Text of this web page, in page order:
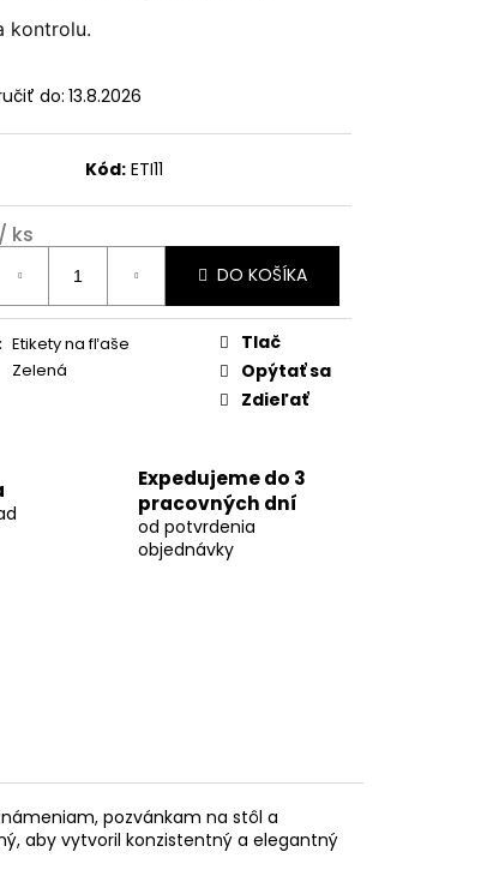
kontrolu.
do: 13.8.2026
Kód: ETI11
/ ks
DO KOŠÍKA
: Etikety na fľaše
Zelená
Tlač
Opýtať sa
Zdieľať
Expedujeme do 3
pracovných dní
od potvrdenia
objednávky
pozvánkam na stôl a
aby vytvoril konzistentný a elegantný
AMORE